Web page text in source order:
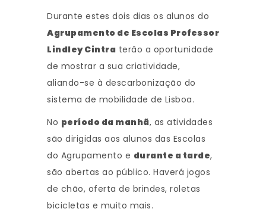
Durante estes dois dias os alunos do
Agrupamento de Escolas Professor
Lindley Cintra terão a oportunidade
de mostrar a sua criatividade,
aliando-se à descarbonização do
sistema de mobilidade de Lisboa.
No período da manhã, as atividades
são dirigidas aos alunos das Escolas
do Agrupamento e durante a tarde,
são abertas ao público. Haverá jogos
de chão, oferta de brindes, roletas
bicicletas e muito mais.